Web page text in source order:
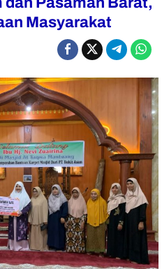
Masyarakat